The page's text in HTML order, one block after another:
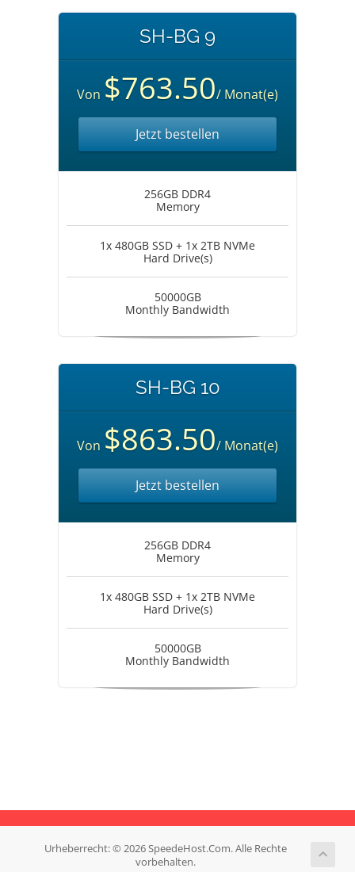
SH-BG 9
Von $763.50/ Monat(e)
Jetzt bestellen
256GB DDR4
Memory
1x 480GB SSD + 1x 2TB NVMe
Hard Drive(s)
50000GB
Monthly Bandwidth
SH-BG 10
Von $863.50/ Monat(e)
Jetzt bestellen
256GB DDR4
Memory
1x 480GB SSD + 1x 2TB NVMe
Hard Drive(s)
50000GB
Monthly Bandwidth
Urheberrecht: © 2026 SpeedeHost.Com. Alle Rechte
vorbehalten.